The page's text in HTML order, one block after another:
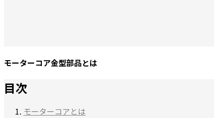
モーターコア金型部品とは
目次
モーターコアとは